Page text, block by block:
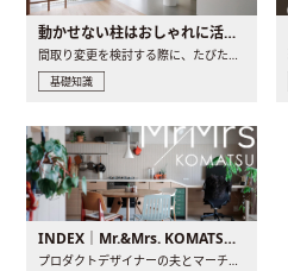
動かせない柱はおしゃれに活用！柱を魅せるリノベーション(リノベ)4選
間取り変更を検討する際に、たびたび皆さんの頭を悩ませる動か..
基礎知識
INDEX｜Mr.&Mrs. KOMATSU renovation diary
プロダクトデザイナーの夫とマーチャンダイザーの妻が、夫婦で..